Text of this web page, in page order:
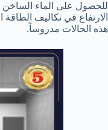
للحصول على الماء الساخن
الارتفاع في تكاليف الطاقة
هذه الحالات مدروساً.